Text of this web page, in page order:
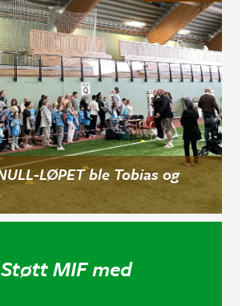
LØPET ble Tobias og
Støtt MIF med